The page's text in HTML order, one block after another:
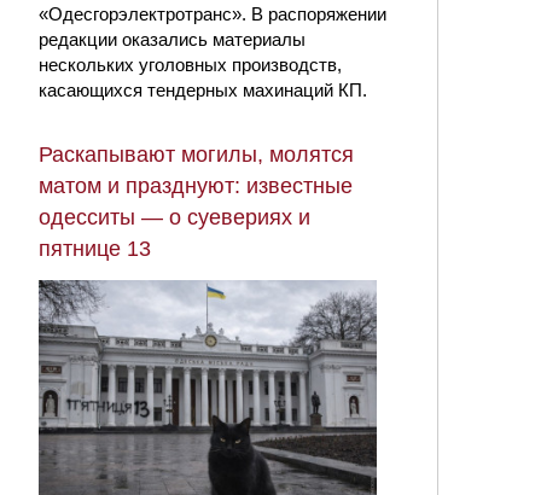
«Одесгорэлектротранс». В распоряжении
редакции оказались материалы
нескольких уголовных производств,
касающихся тендерных махинаций КП.
Раскапывают могилы, молятся
матом и празднуют: известные
одесситы — о суевериях и
пятнице 13